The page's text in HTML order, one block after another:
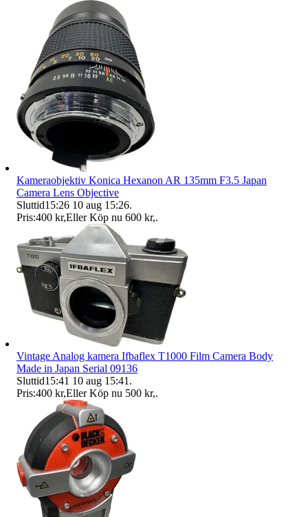
Kameraobjektiv Konica Hexanon AR 135mm F3.5 Japan
Camera Lens Objective
Sluttid15:26 10 aug 15:26.
Pris:400 kr,Eller Köp nu 600 kr,.
Vintage Analog kamera Ifbaflex T1000 Film Camera Body
Made in Japan Serial 09136
Sluttid15:41 10 aug 15:41 .
Pris:400 kr,Eller Köp nu 500 kr,.